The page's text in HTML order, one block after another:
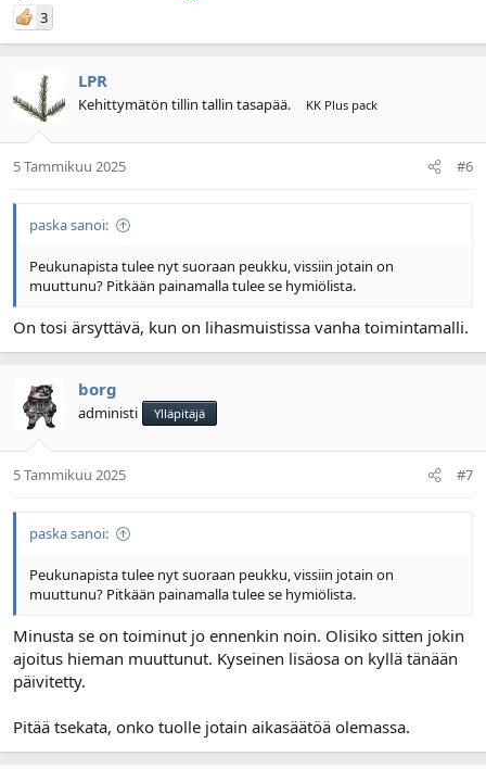
3
LPR
Kehittymätön tillin tallin tasapää. KK Plus pack
5 Tammikuu 2025 #6
paska sanoi:
Peukunapista tulee nyt suoraan peukku, vissiin jotain on
muuttunu? Pitkään painamalla tulee se hymiölista.
On tosi ärsyttävä, kun on lihasmuistissa vanha toimintamalli.
borg
administi Ylläpitäjä
5 Tammikuu 2025 #7
paska sanoi:
Peukunapista tulee nyt suoraan peukku, vissiin jotain on
muuttunu? Pitkään painamalla tulee se hymiölista.
Minusta se on toiminut jo ennenkin noin. Olisiko sitten jokin
ajoitus hieman muuttunut. Kyseinen lisäosa on kyllä tänään
päivitetty.
Pitää tsekata, onko tuolle jotain aikasäätöä olemassa.